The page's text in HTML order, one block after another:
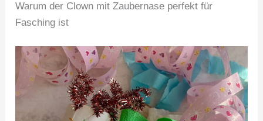
Warum der Clown mit Zaubernase perfekt für
Fasching ist